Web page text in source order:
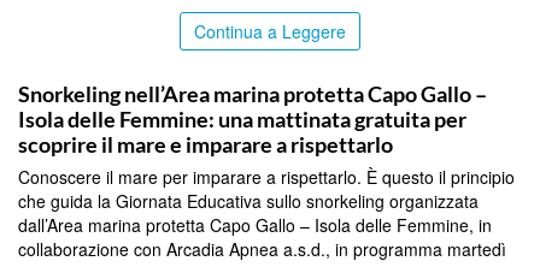
Continua a Leggere
Snorkeling nell’Area marina protetta Capo Gallo –
Isola delle Femmine: una mattinata gratuita per
scoprire il mare e imparare a rispettarlo
Conoscere il mare per imparare a rispettarlo. È questo il principio
che guida la Giornata Educativa sullo snorkeling organizzata
dall’Area marina protetta Capo Gallo – Isola delle Femmine, in
collaborazione con Arcadia Apnea a.s.d., in programma martedì